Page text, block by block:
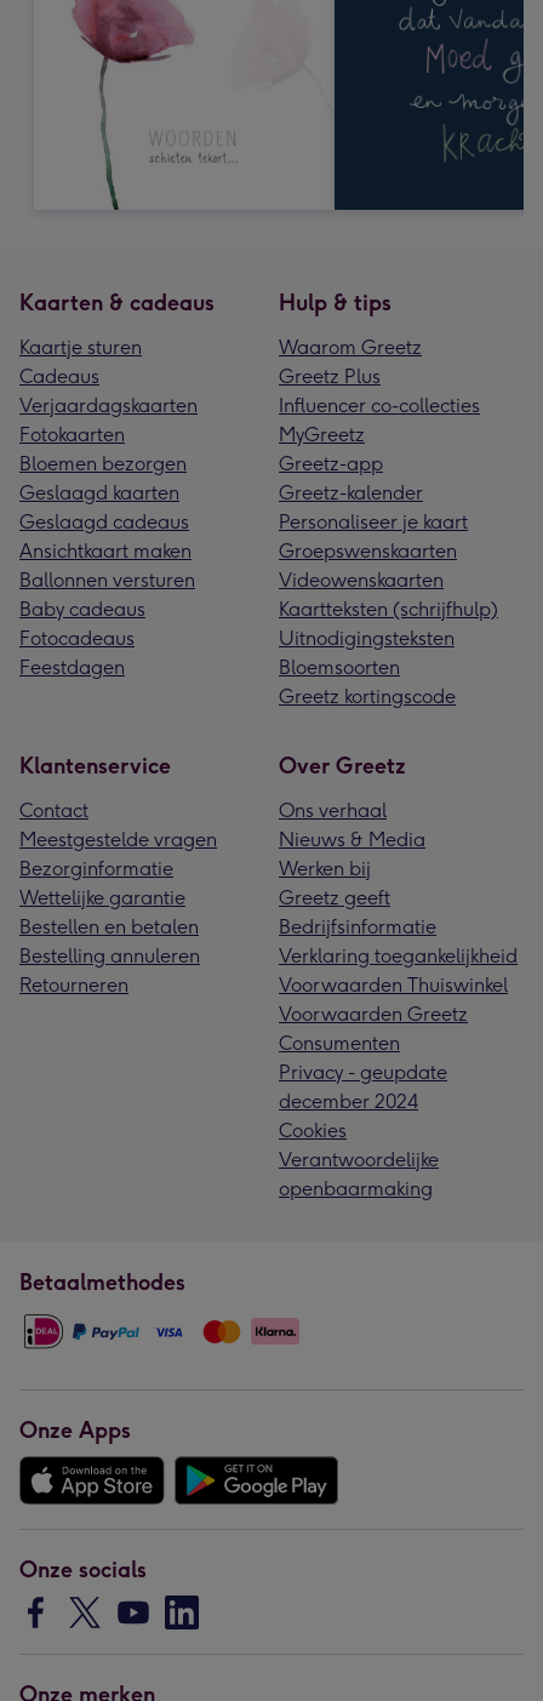
Kaarten & cadeaus
Kaartje sturen
Cadeaus
Verjaardagskaarten
Fotokaarten
Bloemen bezorgen
Geslaagd kaarten
Geslaagd cadeaus
Ansichtkaart maken
Ballonnen versturen
Baby cadeaus
Fotocadeaus
Feestdagen
Hulp & tips
Waarom Greetz
Greetz Plus
Influencer co-collecties
MyGreetz
Greetz-app
Greetz-kalender
Personaliseer je kaart
Groepswenskaarten
Videowenskaarten
Kaartteksten (schrijfhulp)
Uitnodigingsteksten
Bloemsoorten
Greetz kortingscode
Klantenservice
Contact
Meestgestelde vragen
Bezorginformatie
Wettelijke garantie
Bestellen en betalen
Bestelling annuleren
Retourneren
Over Greetz
Ons verhaal
Nieuws & Media
Werken bij
Greetz geeft
Bedrijfsinformatie
Verklaring toegankelijkheid
Voorwaarden Thuiswinkel
Voorwaarden Greetz
Consumenten
Privacy - geupdate
december 2024
Cookies
Verantwoordelijke
openbaarmaking
Betaalmethodes
Onze Apps
Onze socials
Onze merken